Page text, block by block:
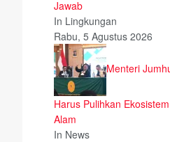
Jawab
In Lingkungan
Rabu, 5 Agustus 2026
Menteri
Harus Pulihkan
Alam
In News